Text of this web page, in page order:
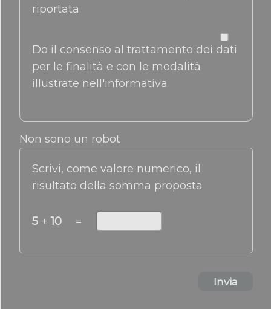
riportata
Do il consenso al trattamento dei dati
per le finalità e con le modalità
illustrate nell'informativa
Non sono un robot
Scrivi, come valore numerico, il
risultato della somma proposta
5 + 10 =
Invia